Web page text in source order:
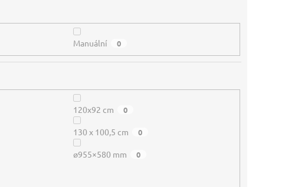
Manuální 0
120x92 cm 0
130 x 100,5 cm 0
ø955×580 mm 0